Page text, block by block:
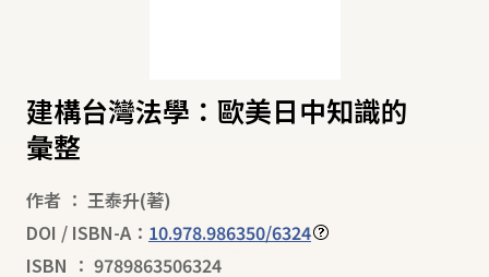
建構台灣法學：歐美日中知識的
彙整
作者 ： 王泰升(著)
DOI / ISBN-A： 10.978.986350/6324
ISBN ： 9789863506324